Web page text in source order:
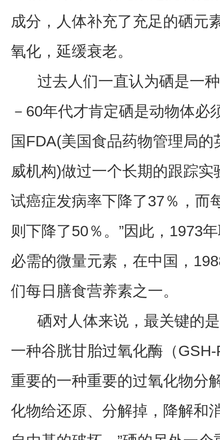
成分，人体补充了充足的硒元
氧化，延缓衰老。
过去人们一直认为硒是一种
－60年代才肯定硒是动物体必
国FDA(美国食品药物管理局
威机构)做过一个长期的跟踪
试癌症发病率下降了37％，而
则下降了50％。”因此，1973
必需的微量元素，在中国，
们每日膳食营养素之一。
硒对人体来说，最关键的是
一种谷胱甘胎过氧化酶（
重要的一种重要的过氧化物分
化物给还原、分解掉，降解和